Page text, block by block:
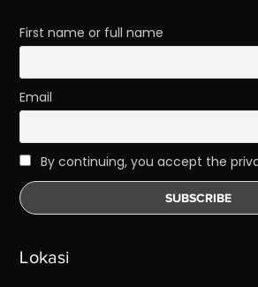
First name or full name
Email
By continuing, you accept the
Lokasi